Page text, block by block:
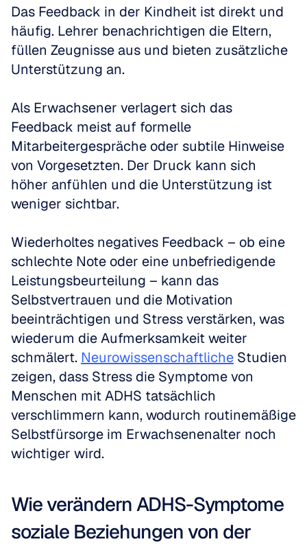
Das Feedback in der Kindheit ist direkt und
häufig. Lehrer benachrichtigen die Eltern,
füllen Zeugnisse aus und bieten zusätzliche
Unterstützung an.
Als Erwachsener verlagert sich das
Feedback meist auf formelle
Mitarbeitergespräche oder subtile Hinweise
von Vorgesetzten. Der Druck kann sich
höher anfühlen und die Unterstützung ist
weniger sichtbar.
Wiederholtes negatives Feedback – ob eine
schlechte Note oder eine unbefriedigende
Leistungsbeurteilung – kann das
Selbstvertrauen und die Motivation
beeinträchtigen und Stress verstärken, was
wiederum die Aufmerksamkeit weiter
schmälert. Neurowissenschaftliche Studien
zeigen, dass Stress die Symptome von
Menschen mit ADHS tatsächlich
verschlimmern kann, wodurch routinemäßige
Selbstfürsorge im Erwachsenenalter noch
wichtiger wird.
Wie verändern ADHS-Symptome
soziale Beziehungen von der